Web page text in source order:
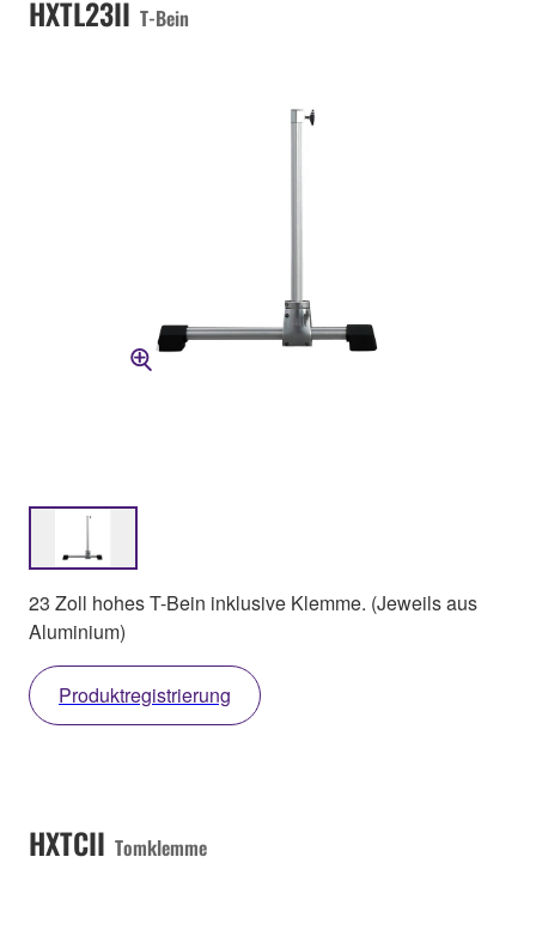
HXTL23II T-Bein
23 Zoll hohes T-Bein inklusive Klemme. (Jeweils aus
Aluminium)
Produktregistrierung
HXTCII Tomklemme